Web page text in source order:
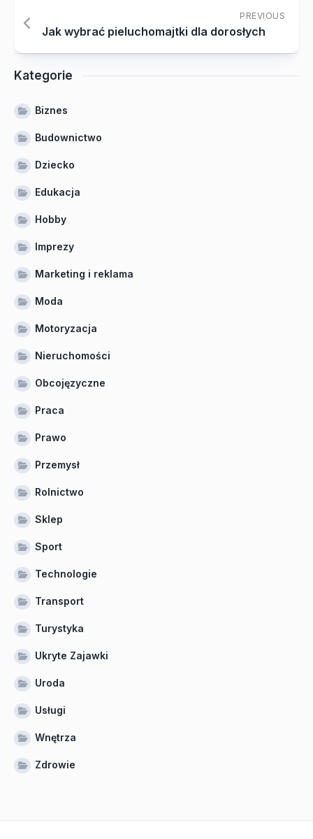
PREVIOUS
Jak wybrać pieluchomajtki dla dorosłych
Kategorie
Biznes
Budownictwo
Dziecko
Edukacja
Hobby
Imprezy
Marketing i reklama
Moda
Motoryzacja
Nieruchomości
Obcojęzyczne
Praca
Prawo
Przemysł
Rolnictwo
Sklep
Sport
Technologie
Transport
Turystyka
Ukryte Zajawki
Uroda
Usługi
Wnętrza
Zdrowie